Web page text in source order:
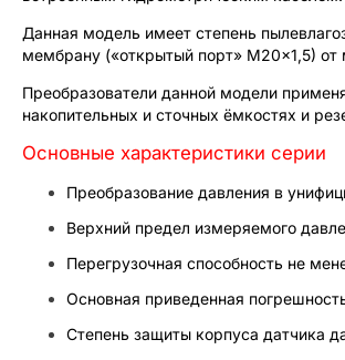
Данная модель имеет степень
мембрану («открытый порт» М20×1,5) от
Преобразователи данной модели
накопительных и сточных ёмкостях и
Основные характеристики серии
Преобразование давления в
Верхний предел измеряемого
Перегрузочная способность не
Основная приведенная
Степень защиты корпуса датчика